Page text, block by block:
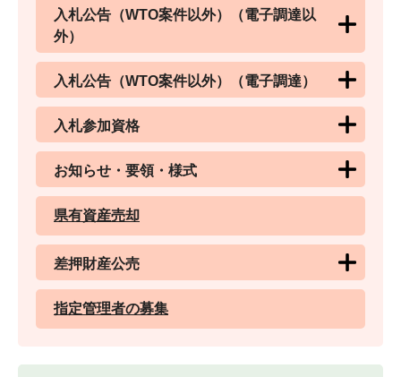
入札公告（WTO案件以外）（電子調達以
外）
入札公告（WTO案件以外）（電子調達）
入札参加資格
お知らせ・要領・様式
県有資産売却
差押財産公売
指定管理者の募集